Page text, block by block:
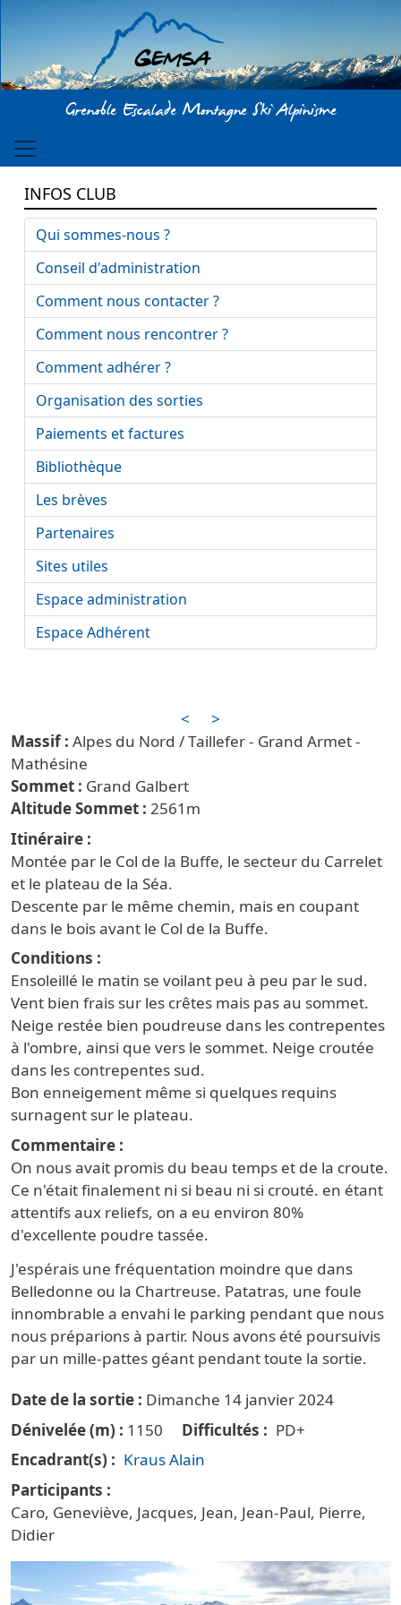
Aller au contenu principal
Grenoble Escalade Montagne Ski Alpinisme
<
>
Alpes du Nord / Taillefer - Grand Armet -
Mathésine
Grand Galbert
2561
Itinéraire
Montée par le Col de la Buffe, le secteur du Carrelet
et le plateau de la Séa.
Descente par le même chemin, mais en coupant
dans le bois avant le Col de la Buffe.
Conditions
Ensoleillé le matin se voilant peu à peu par le sud.
Vent bien frais sur les crêtes mais pas au sommet.
Neige restée bien poudreuse dans les contrepentes
à l'ombre, ainsi que vers le sommet. Neige croutée
dans les contrepentes sud.
Bon enneigement même si quelques requins
surnagent sur le plateau.
Commentaire
On nous avait promis du beau temps et de la croute.
Ce n'était finalement ni si beau ni si crouté. en étant
attentifs aux reliefs, on a eu environ 80%
d'excellente poudre tassée.
J'espérais une fréquentation moindre que dans
Belledonne ou la Chartreuse. Patatras, une foule
innombrable a envahi le parking pendant que nous
nous préparions à partir. Nous avons été poursuivis
par un mille-pattes géant pendant toute la sortie.
Date de la sortie
Dimanche 14 janvier 2024
Dénivelée (m)
1150 Difficultés
PD+
Encadrant(s)
Kraus Alain
Participants
Caro, Geneviève, Jacques, Jean, Jean-Paul, Pierre,
Didier
INFOS CLUB
Qui sommes-nous ?
Conseil d'administration
Comment nous contacter ?
Comment nous rencontrer ?
Comment adhérer ?
Organisation des sorties
Paiements et factures
Bibliothèque
Les brèves
Partenaires
Sites utiles
Espace administration
Espace Adhérent